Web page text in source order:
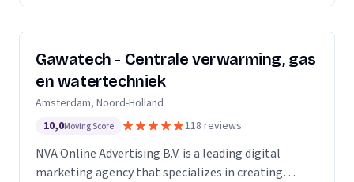
Gawatech - Centrale verwarming, gas
en watertechniek
Amsterdam, Noord-Holland
10,0Moving Score 118 reviews
NVA Online Advertising B.V. is a leading digital
marketing agency that specializes in creating